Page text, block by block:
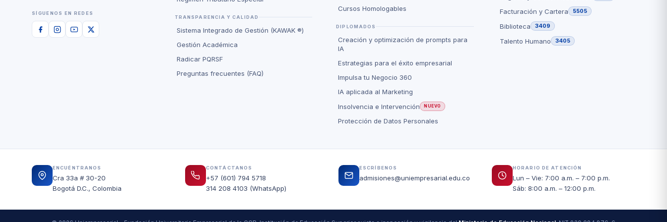
SÍGUENOS EN REDES
TRANSPARENCIA Y CALIDAD
Sistema Integrado de Gestión (KAWAK ®)
Gestión Académica
Radicar PQRSF
Preguntas frecuentes (FAQ)
Cursos Homologables
DIPLOMADOS
Creación y optimización de prompts para
IA
Estrategias para el éxito empresarial
Impulsa tu Negocio 360
IA aplicada al Marketing
Insolvencia e Intervención
NUEVO
Protección de Datos Personales
Facturación y Cartera 5505
Biblioteca 3409
Talento Humano 3405
ENCUÉNTRANOS
Cra 33a # 30-20
Bogotá D.C., Colombia
CONTÁCTANOS
+57 (601) 794 5718
314 208 4103 (WhatsApp)
ESCRÍBENOS
admisiones@uniempresarial.edu.co
HORARIO DE ATENCIÓN
Lun – Vie: 7:00 a.m. – 7:00 p.m.
Sáb: 8:00 a.m. – 12:00 p.m.